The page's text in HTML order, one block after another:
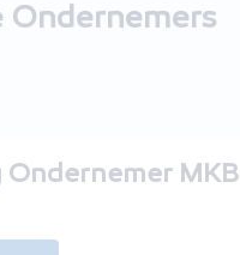
Ondernemers
MKB